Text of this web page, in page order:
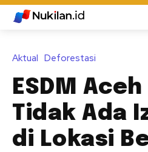
Aktual Deforestasi
ESDM
Tidak Ada
di Lokasi